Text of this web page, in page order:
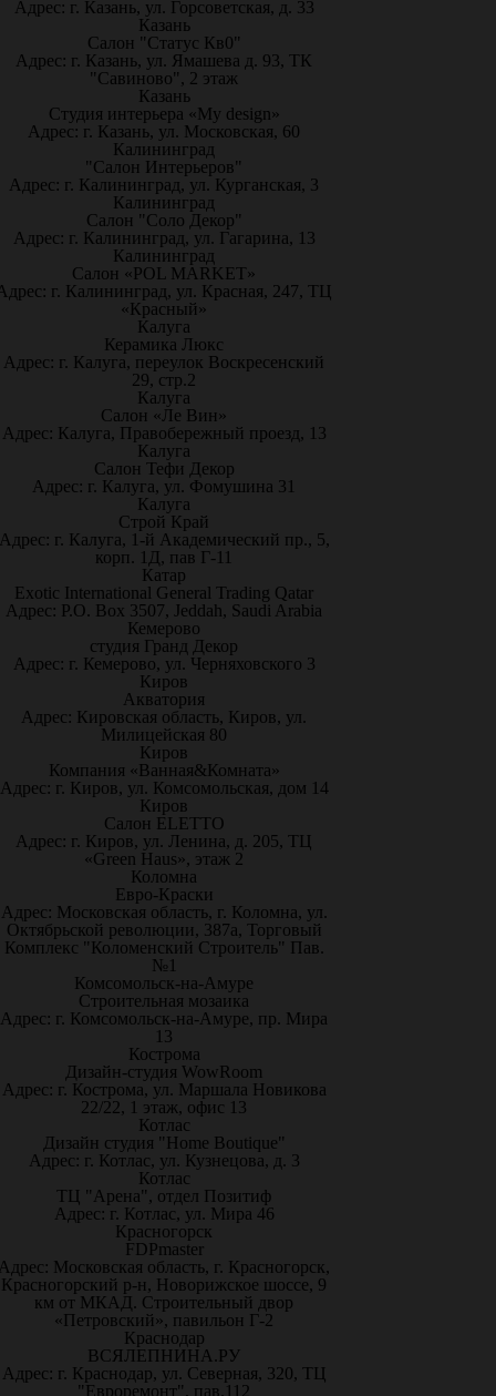
Адрес: г. Казань, ул. Горсоветская, д. 33
Казань
Салон "Статус Кв0"
Адрес: г. Казань, ул. Ямашева д. 93, ТК
"Савиново", 2 этаж
Казань
Студия интерьера «My design»
Адрес: г. Казань, ул. Московская, 60
Калининград
"Салон Интерьеров"
Адрес: г. Калининград, ул. Курганская, 3
Калининград
Салон "Соло Декор"
Адрес: г. Калининград, ул. Гагарина, 13
Калининград
Салон «POL MARKET»
г. Калининград, ул. Красная, 247, ТЦ
«Красный»
Калуга
Керамика Люкс
Адрес: г. Калуга, переулок Воскресенский
29, стр.2
Калуга
Салон «Ле Вин»
Адрес: Калуга, Правобережный проезд, 13
Калуга
Салон Тефи Декор
Адрес: г. Калуга, ул. Фомушина 31
Калуга
Строй Край
г. Калуга, 1-й Академический пр., 5,
корп. 1Д, пав Г-11
Катар
Exotic International General Trading Qatar
Адрес: P.O. Box 3507, Jeddah, Saudi Arabia
Кемерово
студия Гранд Декор
Адрес: г. Кемерово, ул. Черняховского 3
Киров
Акватория
Адрес: Кировская область, Киров, ул.
Милицейская 80
Киров
Компания «Ванная&Комната»
Адрес: г. Киров, ул. Комсомольская, дом 14
Киров
Салон ELETTO
Адрес: г. Киров, ул. Ленина, д. 205, ТЦ
«Green Haus», этаж 2
Коломна
Евро-Краски
Адрес: Московская область, г. Коломна, ул.
Октябрьской революции, 387а, Торговый
Комплекс "Коломенский Строитель" Пав.
№1
Комсомольск-на-Амуре
Строительная мозаика
Адрес: г. Комсомольск-на-Амуре, пр. Мира
13
Кострома
Дизайн-студия WowRoom
Адрес: г. Кострома, ул. Маршала Новикова
22/22, 1 этаж, офис 13
Котлас
Дизайн студия "Home Boutique"
Адрес: г. Котлас, ул. Кузнецова, д. 3
Котлас
ТЦ "Арена", отдел Позитиф
Адрес: г. Котлас, ул. Мира 46
Красногорск
FDPmaster
Московская область, г. Красногорск,
Красногорский р-н, Новорижское шоссе, 9
км от МКАД. Строительный двор
«Петровский», павильон Г-2
Краснодар
ВСЯЛЕПНИНА.РУ
Адрес: г. Краснодар, ул. Северная, 320, ТЦ
"Евроремонт", пав.112